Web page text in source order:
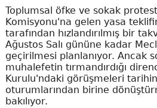
Toplumsal öfke ve sokak
Komisyonu'na gelen yasa
tarafından hızlandırılmış bir
Ağustos Salı gününe kadar
geçirilmesi planlanıyor. Ancak
muhalefetin tırmandırdığı
Kurulu'ndaki görüşmeleri
oturumlarından birine
bakılıyor.